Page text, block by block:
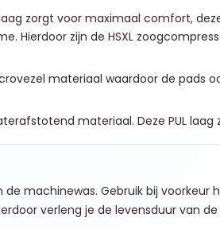
zorgt voor maximaal comfort,
Hierdoor zijn de HSXL
materiaal waardoor de pads
materiaal. Deze PUL
machinewas. Gebruik bij voorkeur
verleng je de levensduur van